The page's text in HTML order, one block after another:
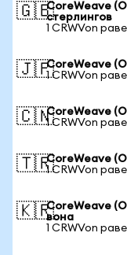
🇬🇧CoreWeave
стерлингов
1 CRWVon
🇯🇵CoreWeave
1 CRWVon
🇨🇳CoreWeave
1 CRWVon
🇹🇷CoreWeave
1 CRWVon
🇰🇷CoreWeave
вона
1 CRWVon